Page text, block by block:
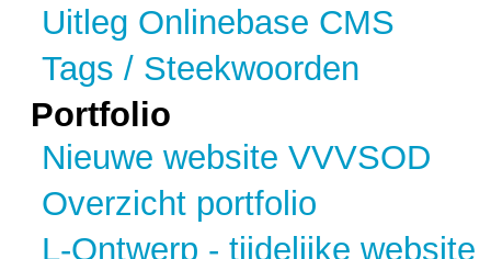
Uitleg Onlinebase CMS
Tags / Steekwoorden
Portfolio
Nieuwe website VVVSOD
Overzicht portfolio
L-Ontwerp - tijdelijke website